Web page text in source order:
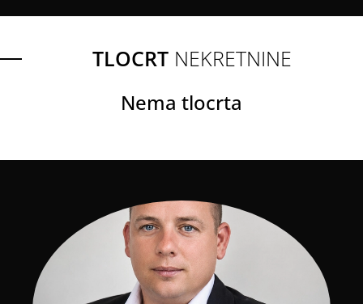
TLOCRT NEKRETNINE
Nema tlocrta